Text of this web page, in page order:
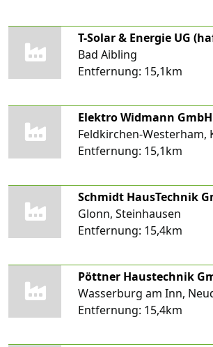
Bad Aibling
Entfernung: 15,1km
Elektro Widmann GmbH
Feldkirchen-Westerham,
Entfernung: 15,1km
Schmidt HausTechnik
Glonn, Steinhausen
Entfernung: 15,4km
Pöttner Haustechnik
Wasserburg am Inn,
Entfernung: 15,4km